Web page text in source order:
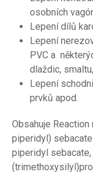
osobních
Lepení dílů
Lepení
PVC a
dlaždic,
Lepení
prvků apod.
Obsahuje
piperidyl)
piperidyl